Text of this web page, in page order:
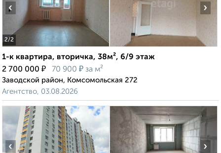
2/2
‹ ›
1-к квартира, вторичка, 38м², 6/9 этаж
2 700 000 ₽ 70 900 ₽ за м²
Заводской район, Комсомольская 272
Агентство, 03.08.2026
‹ ›